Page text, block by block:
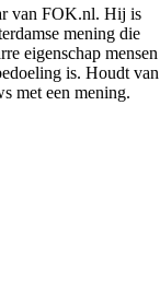
van FOK.nl. Hij is
mening die
eigenschap mensen
is. Houdt van
met een mening.